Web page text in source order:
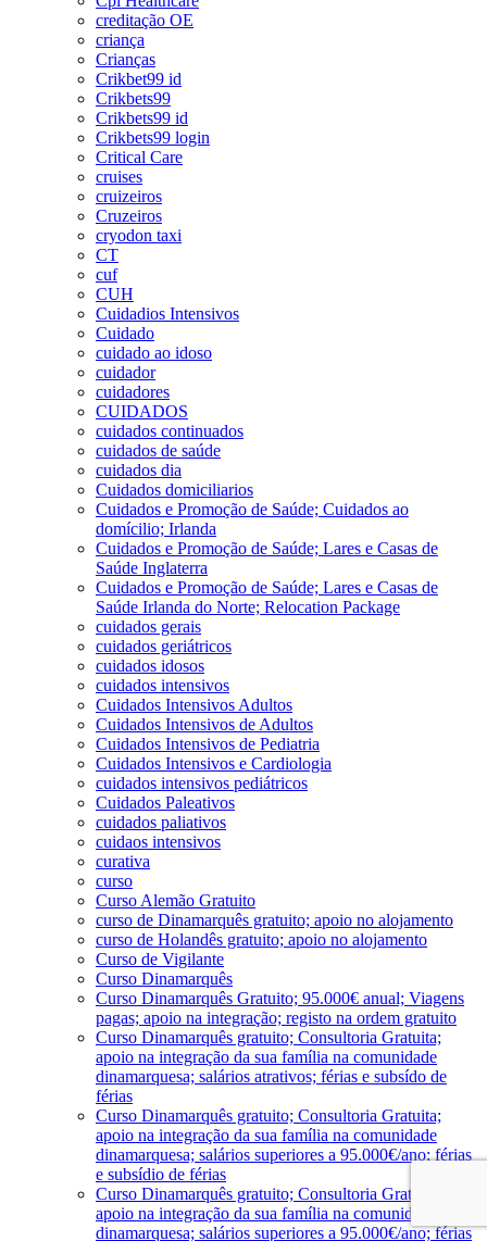
creditação OE
criança
Crianças
Crikbet99 id
Crikbets99
Crikbets99 id
Crikbets99 login
Critical Care
cruises
cruizeiros
Cruzeiros
cryodon taxi
CT
cuf
CUH
Cuidadios Intensivos
Cuidado
cuidado ao idoso
cuidador
cuidadores
CUIDADOS
cuidados continuados
cuidados de saúde
cuidados dia
Cuidados domiciliarios
Cuidados e Promoção de Saúde; Cuidados ao
domícilio; Irlanda
Cuidados e Promoção de Saúde; Lares e Casas de
Saúde Inglaterra
Cuidados e Promoção de Saúde; Lares e Casas de
Saúde Irlanda do Norte; Relocation Package
cuidados gerais
cuidados geriátricos
cuidados idosos
cuidados intensivos
Cuidados Intensivos Adultos
Cuidados Intensivos de Adultos
Cuidados Intensivos de Pediatria
Cuidados Intensivos e Cardiologia
cuidados intensivos pediátricos
Cuidados Paleativos
cuidados paliativos
cuidaos intensivos
curativa
curso
Curso Alemão Gratuito
curso de Dinamarquês gratuito; apoio no alojamento
curso de Holandês gratuito; apoio no alojamento
Curso de Vigilante
Curso Dinamarquês
Curso Dinamarquês Gratuito; 95.000€ anual; Viagens
pagas; apoio na integração; registo na ordem gratuito
Curso Dinamarquês gratuito; Consultoria Gratuita;
apoio na integração da sua família na comunidade
dinamarquesa; salários atrativos; férias e subsído de
férias
Curso Dinamarquês gratuito; Consultoria Gratuita;
apoio na integração da sua família na comunidade
dinamarquesa; salários superiores a 95.000€/ano; férias
e subsídio de férias
Curso Dinamarquês gratuito; Consultoria Gratuita;
apoio na integração da sua família na comunidade
dinamarquesa; salários superiores a 95.000€/ano; férias